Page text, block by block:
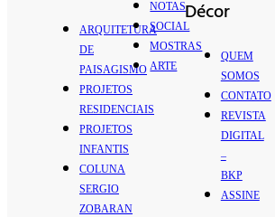
ARQUITETURA
DE
PAISAGISMO
PROJETOS
RESIDENCIAIS
PROJETOS
INFANTIS
COLUNA
SERGIO
ZOBARAN
NOTAS
SOCIAL
MOSTRAS
ARTE
Décor
QUEM
SOMOS
CONTATO
REVISTA
DIGITAL
–
BKP
ASSINE